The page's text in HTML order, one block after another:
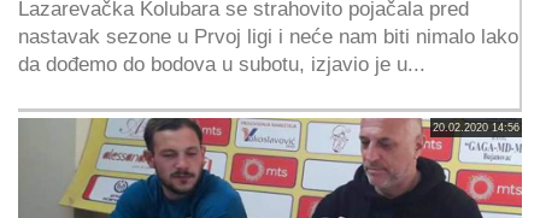
Lazarevačka Kolubara se strahovito pojačala pred
nastavak sezone u Prvoj ligi i neće nam biti nimalo lako
da dođemo do bodova u subotu, izjavio je u...
20.02.2020 14:56